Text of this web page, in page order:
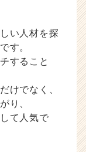
い人材を探
す。
すること
けでなく、
り、
て人気で